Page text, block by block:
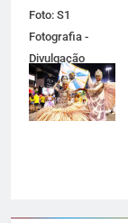
Foto: S1
Fotografia -
Divulgação
Gardel
Assessoria